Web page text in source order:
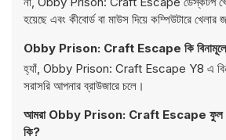
হয়েছে এবং কীবোর্ড বা মাউস দিয়ে কম্পিউটারে
Obby Prison: Craft Escape কি বিনামূল্যে
হ্যাঁ, Obby Prison: Craft Escape Y8 এ
সরাসরি আপনার ব্রাউজারে চলে।
আমরা Obby Prison: Craft Escape ফুল
কি?